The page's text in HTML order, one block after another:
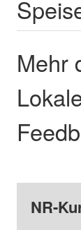
Mehr
NR-